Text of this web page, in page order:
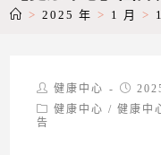
> 2025 年 > 1 月 >
Post
author:
健康中心
Post
Post
category:
健康中心 / 健康中
告